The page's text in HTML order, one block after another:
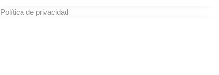
Política de privacidad